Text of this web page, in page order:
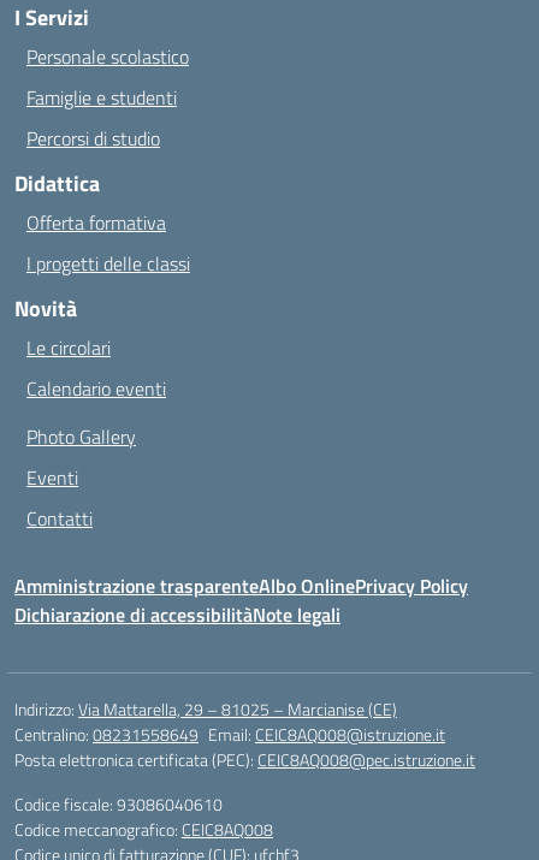
I Servizi
Personale scolastico
Famiglie e studenti
Percorsi di studio
Didattica
Offerta formativa
I progetti delle classi
Novità
Le circolari
Calendario eventi
Photo Gallery
Eventi
Contatti
Amministrazione trasparenteAlbo OnlinePrivacy Policy
Dichiarazione di accessibilitàNote legali
Indirizzo:Via Mattarella, 29 – 81025 – Marcianise (CE)
Centralino:08231558649 Email: CEIC8AQ008@istruzione.it
Posta elettronica certificata (PEC): CEIC8AQ008@pec.istruzione.it
Codice fiscale: 93086040610
Codice meccanografico: CEIC8AQ008
Codice unico di fatturazione (CUF): ufchf3